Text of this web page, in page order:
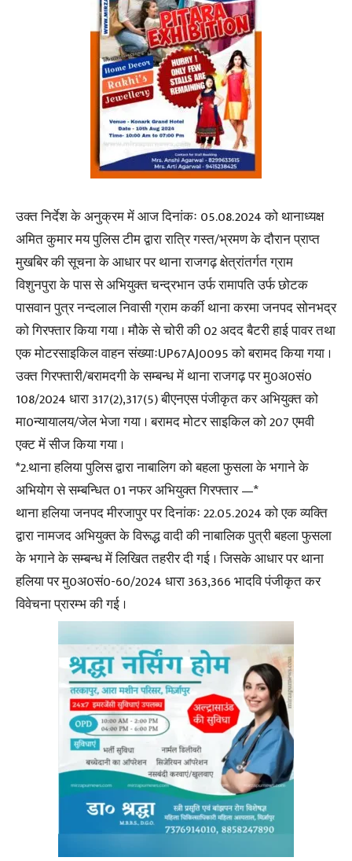
उक्त निर्देश के अनुक्रम में आज दिनांकः 05.08.2024 को थानाध्यक्ष
अमित कुमार मय पुलिस टीम द्वारा रात्रि गस्त/भ्रमण के दौरान प्राप्त
मुखबिर की सूचना के आधार पर थाना राजगढ़ क्षेत्रांतर्गत ग्राम
विशुनपुरा के पास से अभियुक्त चन्द्रभान उर्फ रामापति उर्फ छोटक
पासवान पुत्र नन्दलाल निवासी ग्राम कर्की थाना करमा जनपद सोनभद्र
को गिरफ्तार किया गया । मौके से चोरी की 02 अदद बैटरी हाई पावर तथा
एक मोटरसाइकिल वाहन संख्याःUP67AJ0095 को बरामद किया गया ।
उक्त गिरफ्तारी/बरामदगी के सम्बन्ध में थाना राजगढ़ पर मु0अ0सं0
108/2024 धारा 317(2),317(5) बीएनएस पंजीकृत कर अभियुक्त को
मा0न्यायालय/जेल भेजा गया । बरामद मोटर साइकिल को 207 एमवी
एक्ट में सीज किया गया ।
*2.थाना हलिया पुलिस द्वारा नाबालिग को बहला फुसला के भगाने के
अभियोग से सम्बन्धित 01 नफर अभियुक्त गिरफ्तार —*
थाना हलिया जनपद मीरजापुर पर दिनांकः 22.05.2024 को एक व्यक्ति
द्वारा नामजद अभियुक्त के विरूद्ध वादी की नाबालिक पुत्री बहला फुसला
के भगाने के सम्बन्ध में लिखित तहरीर दी गई । जिसके आधार पर थाना
हलिया पर मु0अ0सं0-60/2024 धारा 363,366 भादवि पंजीकृत कर
विवेचना प्रारम्भ की गई ।